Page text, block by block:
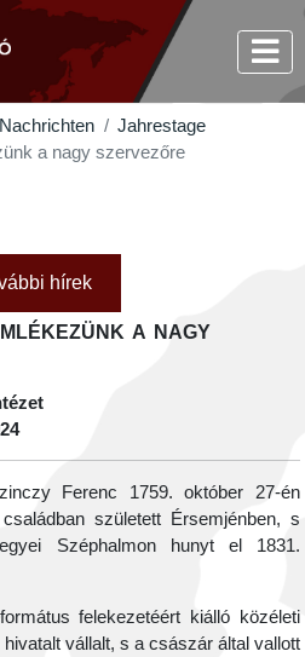
Nachrichten
Jahrestage
a nagy szervezőre
hírek
a nagy
Ferenc 1759. október 27-én
született Érsemjénben, s
Széphalmon hunyt el 1831.
felekezetéért kiálló közéleti
vállalt, s a császár által vallott